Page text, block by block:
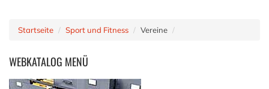
Startseite Sport und Fitness Vereine
WEBKATALOG MENÜ